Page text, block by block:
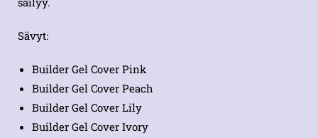
Sävyt:
Builder Gel Cover Pink
Builder Gel Cover Peach
Builder Gel Cover Lily
Builder Gel Cover Ivory